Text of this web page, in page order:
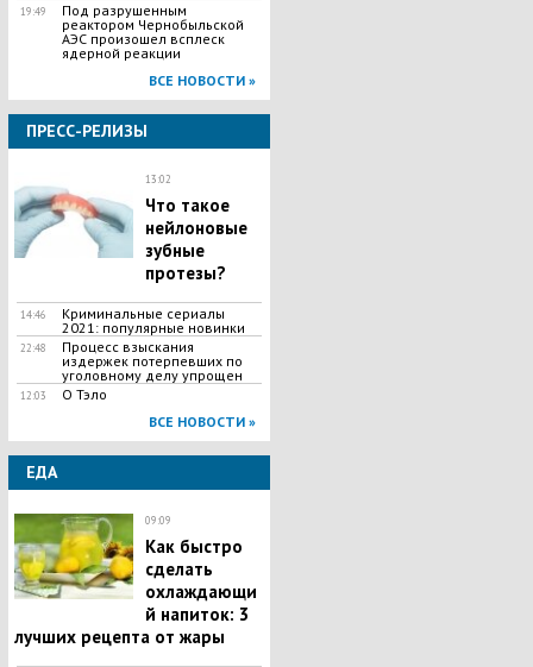
19:49
Под разрушенным
реактором Чернобыльской
АЭС произошел всплеск
ядерной реакции
ВСЕ НОВОСТИ »
ПРЕСС-РЕЛИЗЫ
13:02
Что такое
нейлоновые
зубные
протезы?
14:46
Криминальные сериалы
2021: популярные новинки
22:48
Процесс взыскания
издержек потерпевших по
уголовному делу упрощен
12:03
О Тэло
ВСЕ НОВОСТИ »
ЕДА
09:09
Как быстро
сделать
охлаждающи
й напиток: 3
лучших рецепта от жары